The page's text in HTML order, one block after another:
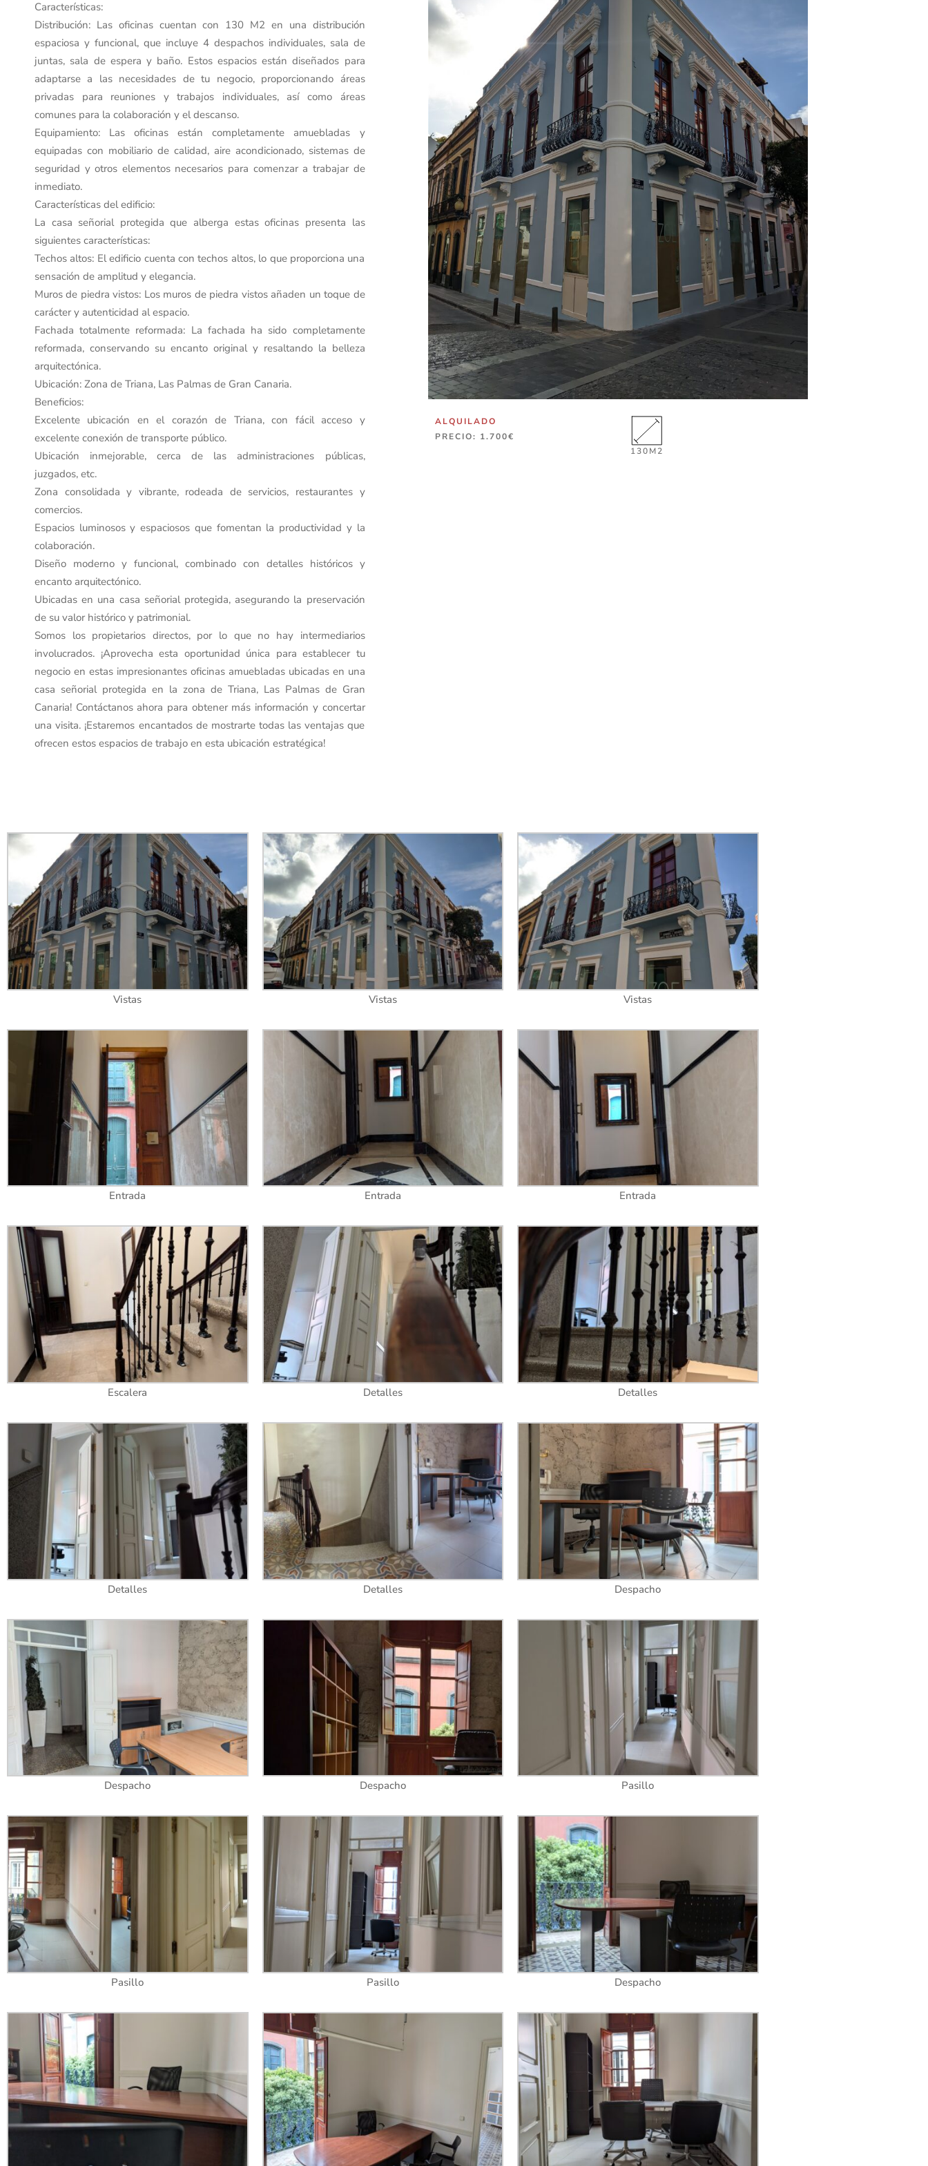
Características:
Distribución: Las oficinas cuentan con 130 M2 en una distribución
espaciosa y funcional, que incluye 4 despachos individuales, sala de
juntas, sala de espera y baño. Estos espacios están diseñados para
adaptarse a las necesidades de tu negocio, proporcionando áreas
privadas para reuniones y trabajos individuales, así como áreas
comunes para la colaboración y el descanso.
Equipamiento: Las oficinas están completamente amuebladas y
equipadas con mobiliario de calidad, aire acondicionado, sistemas de
seguridad y otros elementos necesarios para comenzar a trabajar de
inmediato.
Características del edificio:
La casa señorial protegida que alberga estas oficinas presenta las
siguientes características:
Techos altos: El edificio cuenta con techos altos, lo que proporciona una
sensación de amplitud y elegancia.
Muros de piedra vistos: Los muros de piedra vistos añaden un toque de
carácter y autenticidad al espacio.
Fachada totalmente reformada: La fachada ha sido completamente
reformada, conservando su encanto original y resaltando la belleza
arquitectónica.
Ubicación: Zona de Triana, Las Palmas de Gran Canaria.
Beneficios:
Excelente ubicación en el corazón de Triana, con fácil acceso y
excelente conexión de transporte público.
Ubicación inmejorable, cerca de las administraciones públicas,
juzgados, etc.
Zona consolidada y vibrante, rodeada de servicios, restaurantes y
comercios.
Espacios luminosos y espaciosos que fomentan la productividad y la
colaboración.
Diseño moderno y funcional, combinado con detalles históricos y
encanto arquitectónico.
Ubicadas en una casa señorial protegida, asegurando la preservación
de su valor histórico y patrimonial.
Somos los propietarios directos, por lo que no hay intermediarios
involucrados. ¡Aprovecha esta oportunidad única para establecer tu
negocio en estas impresionantes oficinas amuebladas ubicadas en una
casa señorial protegida en la zona de Triana, Las Palmas de Gran
Canaria! Contáctanos ahora para obtener más información y concertar
una visita. ¡Estaremos encantados de mostrarte todas las ventajas que
ofrecen estos espacios de trabajo en esta ubicación estratégica!
ALQUILADO
PRECIO: 1.700€
130M2
Vistas Vistas Vistas
Entrada Entrada Entrada
Escalera Detalles Detalles
Detalles Detalles Despacho
Despacho Despacho Pasillo
Pasillo Pasillo Despacho